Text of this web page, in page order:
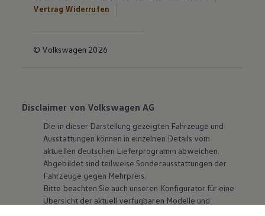
Vertrag Widerrufen
© Volkswagen 2026
Disclaimer von Volkswagen AG
Die in dieser Darstellung gezeigten Fahrzeuge und
Ausstattungen können in einzelnen Details vom
aktuellen deutschen Lieferprogramm abweichen.
Abgebildet sind teilweise Sonderausstattungen der
Fahrzeuge gegen Mehrpreis.
Bitte beachten Sie auch unseren Konfigurator für eine
Übersicht der aktuell verfügbaren Modelle und